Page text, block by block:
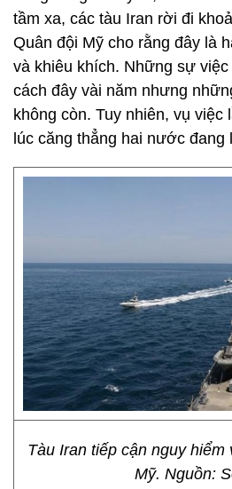
tầm xa, các tàu Iran rời đi
Quân đội Mỹ cho rằng đây là
và khiêu khích. Những sự
cách đây vài năm nhưng
không còn. Tuy nhiên, vụ việc
lúc căng thẳng hai nước đang
Tàu Iran tiếp cận nguy
Mỹ. Nguồn: